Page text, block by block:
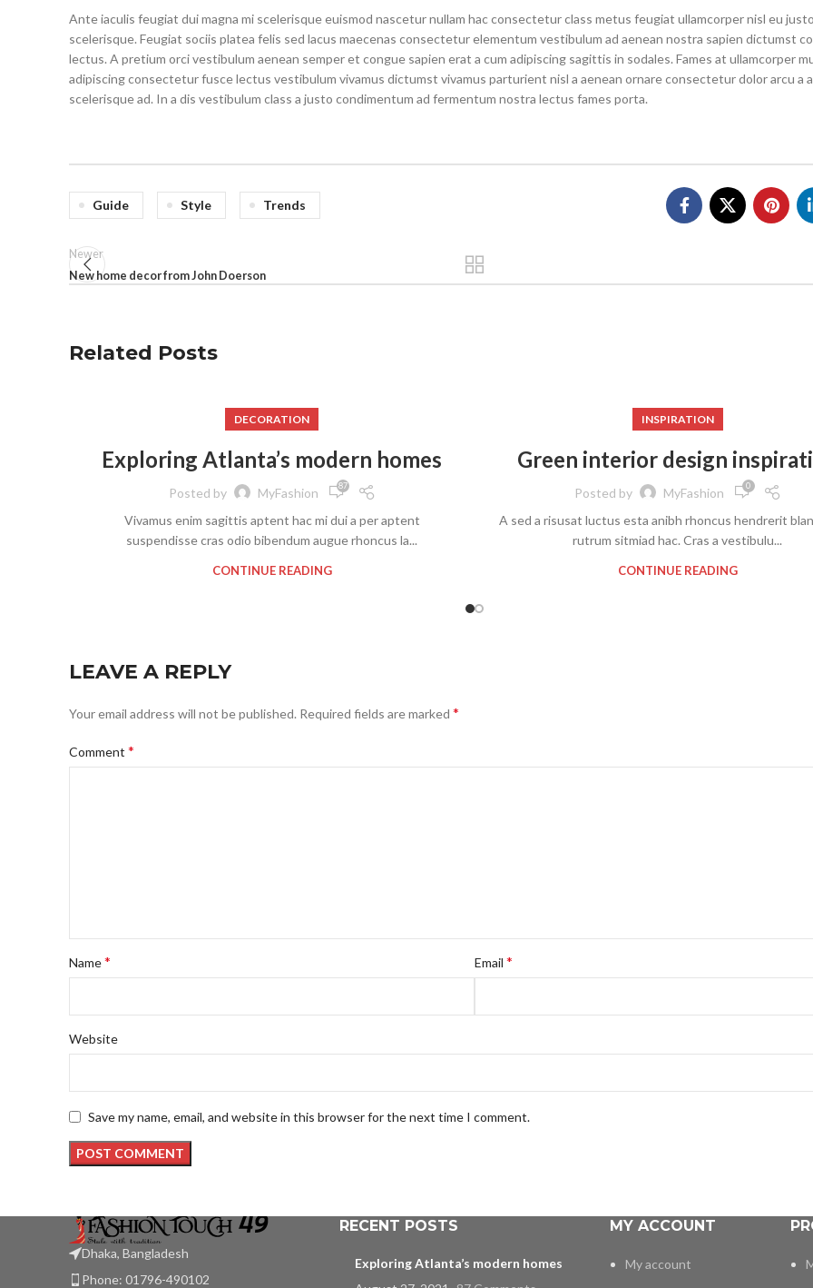
Ante iaculis feugiat dui magna mi scelerisque euismod nascetur nullam hac consectetur class metus feugiat ullamcorper nisl eu
scelerisque. Feugiat sociis platea felis sed lacus maecenas consectetur elementum vestibulum ad aenean nostra sapien dictumst
lectus. A pretium orci vestibulum aenean semper et congue sapien erat a cum adipiscing sagittis in sodales. Fames at ullamcorper
adipiscing consectetur fusce lectus vestibulum vivamus dictumst vivamus parturient nisl a aenean ornare consectetur dolor arcu a a
scelerisque ad. In a dis vestibulum class a justo condimentum ad fermentum nostra lectus fames porta.
Guide Style Trends
Newer
New home decor from John Doerson
Related Posts
DECORATION
Exploring Atlanta’s modern homes
Posted by MyFashion 87
Vivamus enim sagittis aptent hac mi dui a per aptent
suspendisse cras odio bibendum augue rhoncus la...
CONTINUE READING
INSPIRATION
Green interior design
Posted by MyFashion 0
A sed a risusat luctus esta anibh rhoncus hendrerit
rutrum sitmiad hac. Cras a vestibulu...
CONTINUE READING
LEAVE A REPLY
Your email address will not be published. Required fields are marked *
Comment *
Name* Email *
Website
Save my name, email, and website in this browser for the next time I comment.
Dhaka, Bangladesh
Phone: 01796-490102
RECENT POSTS
Exploring Atlanta’s modern homes
MY ACCOUNT
My account